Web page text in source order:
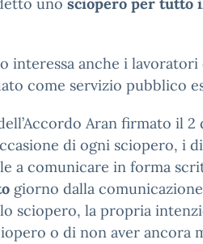
interessa anche i
come servizio pubblico
Aran firmato il
di ogni sciopero, i
a comunicare in forma
giorno dalla
sciopero, la propria
o di non aver ancora